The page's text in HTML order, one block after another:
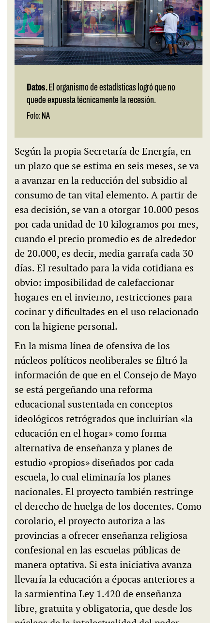
Datos. El organismo de estadísticas logró que no
quede expuesta técnicamente la recesión.
Foto: NA
Según la propia Secretaría de Energía, en
un plazo que se estima en seis meses, se va
a avanzar en la reducción del subsidio al
consumo de tan vital elemento. A partir de
esa decisión, se van a otorgar 10.000 pesos
por cada unidad de 10 kilogramos por mes,
cuando el precio promedio es de alrededor
de 20.000, es decir, media garrafa cada 30
días. El resultado para la vida cotidiana es
obvio: imposibilidad de calefaccionar
hogares en el invierno, restricciones para
cocinar y dificultades en el uso relacionado
con la higiene personal.
En la misma línea de ofensiva de los
núcleos políticos neoliberales se filtró la
información de que en el Consejo de Mayo
se está pergeñando una reforma
educacional sustentada en conceptos
ideológicos retrógrados que incluirían «la
educación en el hogar» como forma
alternativa de enseñanza y planes de
estudio «propios» diseñados por cada
escuela, lo cual eliminaría los planes
nacionales. El proyecto también restringe
el derecho de huelga de los docentes. Como
corolario, el proyecto autoriza a las
provincias a ofrecer enseñanza religiosa
confesional en las escuelas públicas de
manera optativa. Si esta iniciativa avanza
llevaría la educación a épocas anteriores a
la sarmientina Ley 1.420 de enseñanza
libre, gratuita y obligatoria, que desde los